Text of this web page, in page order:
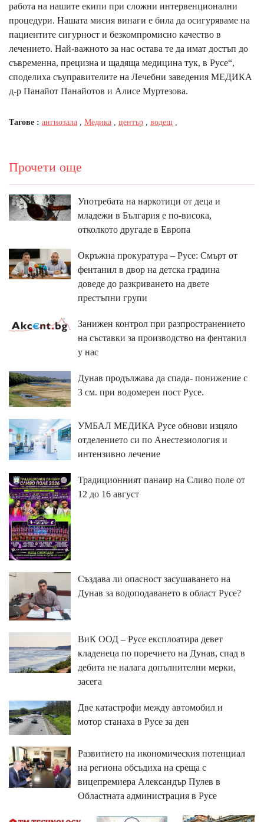
работа на нашите екипи при сложни интервенционални
процедури. Нашата мисия винаги е била да осигуряваме на
пациентите сигурност и безкомпромисно качество в
лечението. Най-важното за нас остава те да имат достъп до
съвременна, прецизна и щадяща медицина тук, в Русе“,
споделиха съуправителите на Лечебни заведения МЕДИКА
д-р Панайот Панайотов и Алисе Муртезова.
Тагове : ангиозала Медика център водещ
Прочети още
Употребата на наркотици от деца и
младежи в България е по-висока,
отколкото другаде в Европа
Окръжна прокуратура – Русе: Смърт от
фентанил в двор на детска градина
доведе до разкриването на двете
престъпни групи
Занижен контрол при разпространението
на съставки за производство на фентанил
у нас
Дунав продължава да спада- понижение с
3 см. при водомерен пост Русе.
УМБАЛ МЕДИКА Русе обнови изцяло
отделението си по Анестезиология и
интензивно лечение
Традиционният панаир на Сливо поле от
12 до 16 август
Създава ли опасност засушаването на
Дунав за водоподаването в област Русе?
ВиК ООД – Русе експлоатира девет
кладенеца по поречието на Дунав, спад в
дебита не налага допълнителни мерки,
засега
Две катастрофи между автомобил и
мотор станаха в Русе за ден
Развитието на икономическия потенциал
на региона обсъдиха на среща с
вицепремиера Александър Пулев в
Областната администрация в Русе